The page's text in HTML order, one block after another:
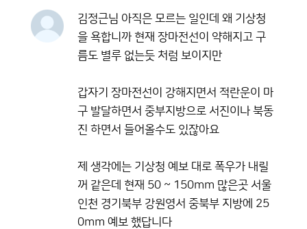
김정근님 아직은 모르는 일인데 왜 기상청
을 욕합니까 현재 장마전선이 약해지고 구
름도 별루 없는듯 처럼 보이지만
갑자기 장마전선이 강해지면서 적란운이 마
구 발달하면서 중부지방으로 서진이나 북동
진 하면서 들어올수도 있잖아요
제 생각에는 기상청 예보 대로 폭우가 내릴
꺼 같은데 현재 50 ~ 150mm 많은곳 서울
인천 경기북부 강원영서 중북부 지방에 25
0mm 예보 했답니다